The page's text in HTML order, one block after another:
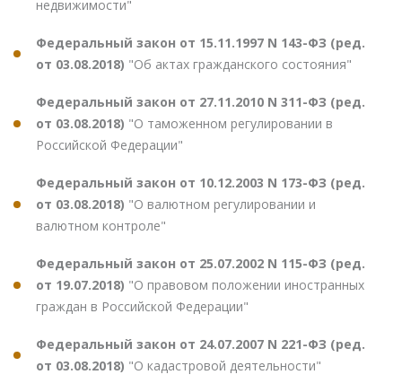
недвижимости"
Федеральный закон от 15.11.1997 N 143-ФЗ (ред.
от 03.08.2018) "Об актах гражданского состояния"
Федеральный закон от 27.11.2010 N 311-ФЗ (ред.
от 03.08.2018) "О таможенном регулировании в
Российской Федерации"
Федеральный закон от 10.12.2003 N 173-ФЗ (ред.
от 03.08.2018) "О валютном регулировании и
валютном контроле"
Федеральный закон от 25.07.2002 N 115-ФЗ (ред.
от 19.07.2018) "О правовом положении иностранных
граждан в Российской Федерации"
Федеральный закон от 24.07.2007 N 221-ФЗ (ред.
от 03.08.2018) "О кадастровой деятельности"